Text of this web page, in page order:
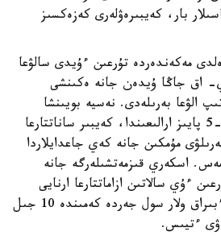
بار، كەيبىرەۋلەرى كەزەكسىز
مەكەندەردە تۇرعىن ءۇيدى سالۋعا
اق جاڭا ۇيدەن جانە ەكىنشى
الۋعا بەرىلەدى. نەسيە بويىنشا
پايىزدىق مولشەرلەمەلەر 1-5 پايىز ارالىعىندا، كەيبىر ساناتتارعا
بەرىلۋى مۇمكىن جانە كەي جاعدايلاردا
اسكەري قىزمەتشىلەرگە جانە
ءۇي سالاتىن ازاماتتارعا ارنايى
شارتتار قاراستىرىلعان، ءبىراق ولار سول جەردە كەمىندە 10 جىل
ءتيىس.